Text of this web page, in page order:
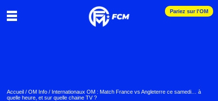
Pariez sur l'OM
Accueil / OM Info / Internationaux OM : Match France vs Angleterre ce samedi… à
quelle heure, et sur quelle chaine TV ?